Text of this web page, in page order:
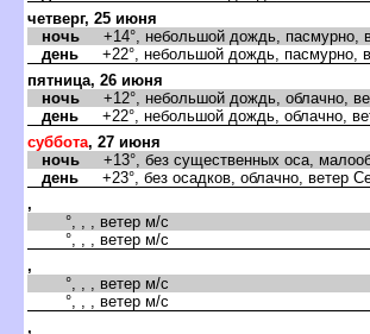
четверг, 25 июня
ночь +14°, небольшой дождь, пасмурно,
день +22°, небольшой дождь, пасмурно,
пятница, 26 июня
ночь +12°, небольшой дождь, облачно,
день +22°, небольшой дождь, облачно,
суббота, 27 июня
ночь +13°, без существенных оса,
день +23°, без осадков, облачно, ветер
,
°, , , ветер м/с
°, , , ветер м/с
,
°, , , ветер м/с
°, , , ветер м/с
,